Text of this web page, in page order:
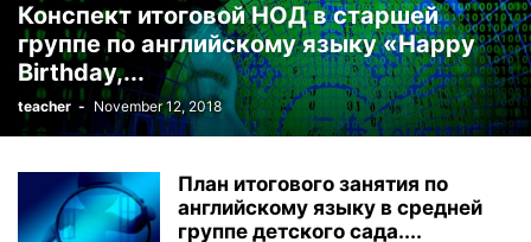
Конспект итоговой НОД в старшей
группе по английскому языку «Happy
Birthday,...
teacher - November 12, 2018
План итогового занятия по
английскому языку в средней
группе детского сада....